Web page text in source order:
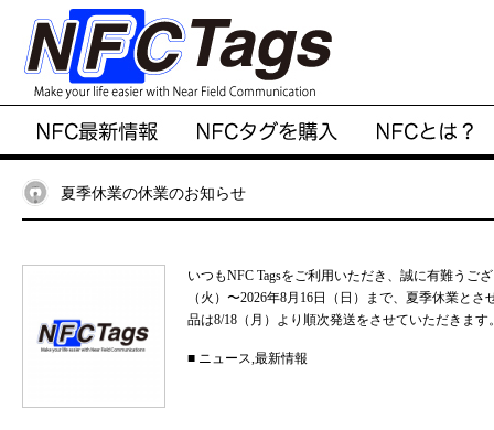
夏季休業の休業のお知らせ
いつもNFC Tagsをご利用いただき、誠に有難う
（火）〜2026年8月16日（日）まで、夏季休業と
品は8/18（月）より順次発送をさせていただきま
■ ニュース,最新情報